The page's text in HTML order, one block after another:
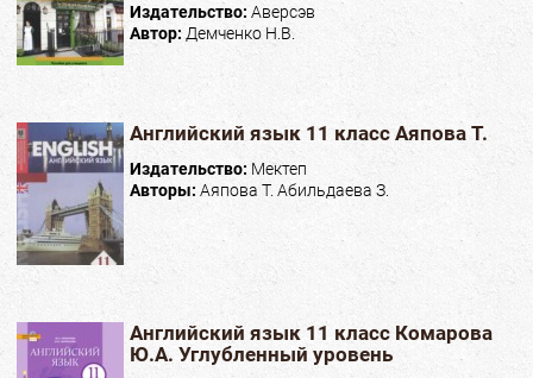
Издательство: Аверсэв
Автор: Демченко Н.В.
Английский язык 11 класс Аяпова Т.
Издательство: Мектеп
Авторы: Аяпова Т. Абильдаева З.
Английский язык 11 класс Комарова
Ю.А. Углубленный уровень